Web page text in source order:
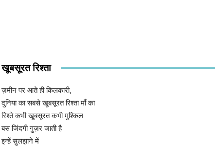
खूबसूरत रिश्ता
ज़मीन पर आते ही किलकारी,
दुनिया का सबसे खूबसूरत रिश्ता माँ का
रिश्ते कभी खूबसूरत कभी मुश्किल
बस जिंदगी गुज़र जाती है
इन्हें सुलझाने में